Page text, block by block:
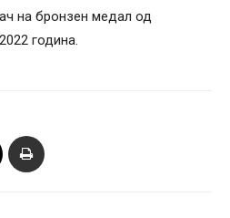
на бронзен медал од
година.